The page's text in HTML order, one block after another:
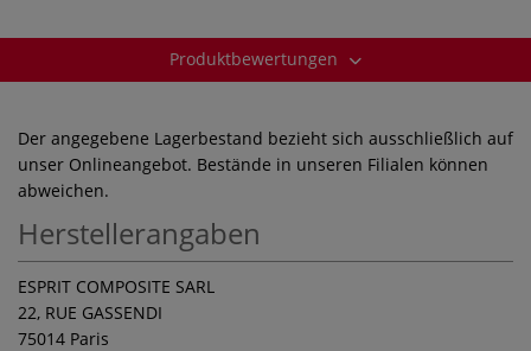
Produktbewertungen
Der angegebene Lagerbestand bezieht sich ausschließlich auf
unser Onlineangebot. Bestände in unseren Filialen können
abweichen.
Herstellerangaben
ESPRIT COMPOSITE SARL
22, RUE GASSENDI
75014 Paris